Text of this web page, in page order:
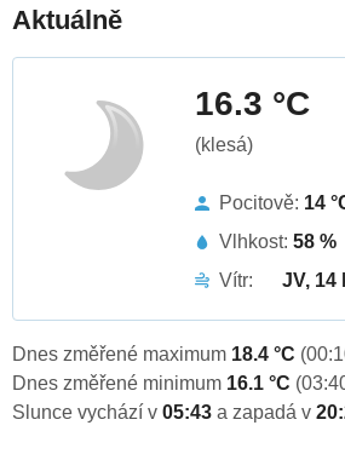
Aktuálně
16.3 °C
(klesá)
Pocitově: 14
Vlhkost: 58 %
Vítr:
JV, 14
Dnes změřené maximum 18.4 °C
Dnes změřené minimum 16.1 °C
Slunce vychází v 05:43 a zapadá v